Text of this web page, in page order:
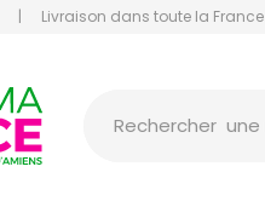
| Livraison dans toute la France
Rechercher